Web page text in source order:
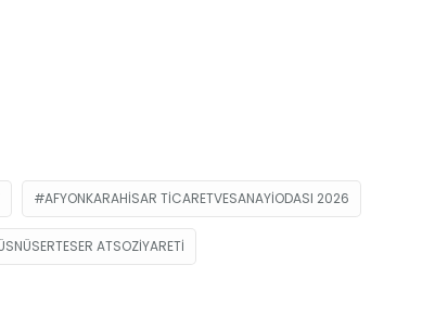
AFYONKARAHISAR TICARETVESANAYIODASI 2026
ATSOZIYARETI